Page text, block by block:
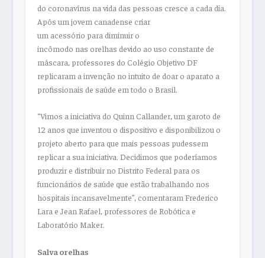
do coronavírus na vida das pessoas cresce a cada dia.
Após um jovem canadense criar
um acessório para diminuir o
incômodo nas orelhas devido ao uso constante de
máscara,professores do Colégio Objetivo DF
replicaram a invenção no intuito de doar o aparato a
profissionais de saúde em todo o Brasil.
“Vimos a iniciativa do Quinn Callander, um garoto de
12 anos que inventou o dispositivo e disponibilizou o
projeto aberto para que mais pessoas pudessem
replicar a sua iniciativa. Decidimos que poderíamos
produzir e distribuir no Distrito Federal para os
funcionários de saúde que estão trabalhando nos
hospitais incansavelmente”, comentaram Frederico
Lara e Jean Rafael,professores de Robótica e
Laboratório Maker.
Salva orelhas